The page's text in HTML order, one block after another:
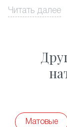
Их
часто его
подходит
влажностью.
смогут
Читать далее
Матовые